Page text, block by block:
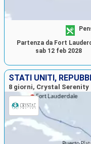
Partenza da Fort
sab 12 feb 2028
8 giorni, Crystal Serenity